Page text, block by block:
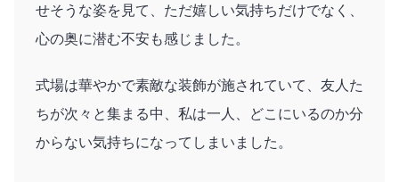
せそうな姿を見て、ただ嬉しい気持ちだけでなく、
心の奥に潜む不安も感じました。
式場は華やかで素敵な装飾が施されていて、友人た
ちが次々と集まる中、私は一人、どこにいるのか分
からない気持ちになってしまいました。